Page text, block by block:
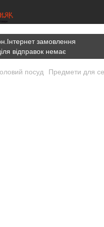
K7JWBM2W');
замовлення
відправок немає
посуд Предмети для